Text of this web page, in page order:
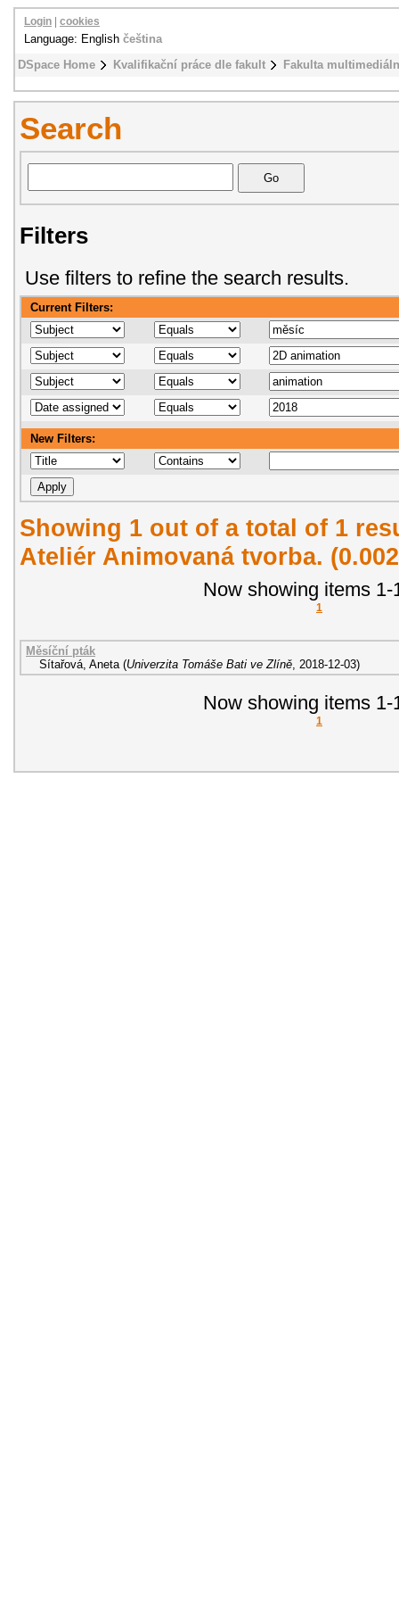
DSpace Home Kvalifikační práce dle fakult Fakulta
Login cookies
Language: English čeština
Search
Filters
Use filters to refine the search results.
Current Filters:
New Filters:
Showing 1 out of a total of 1
Ateliér Animovaná tvorba.
Now showing items 1-
1
Měsíční pták
Sítařová, Aneta (Univerzita Tomáše Bati ve Zlíně, 2018-12-03)
Now showing items 1-
1